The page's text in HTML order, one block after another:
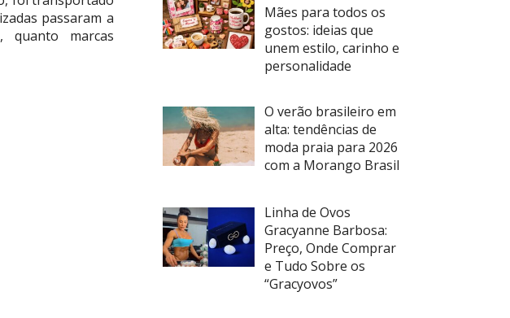
passaram a
quanto marcas
Mães para todos os
gostos: ideias que
unem estilo, carinho e
personalidade
O verão brasileiro em
alta: tendências de
moda praia para 2026
com a Morango Brasil
Linha de Ovos
Gracyanne Barbosa:
Preço, Onde Comprar
e Tudo Sobre os
“Gracyovos”